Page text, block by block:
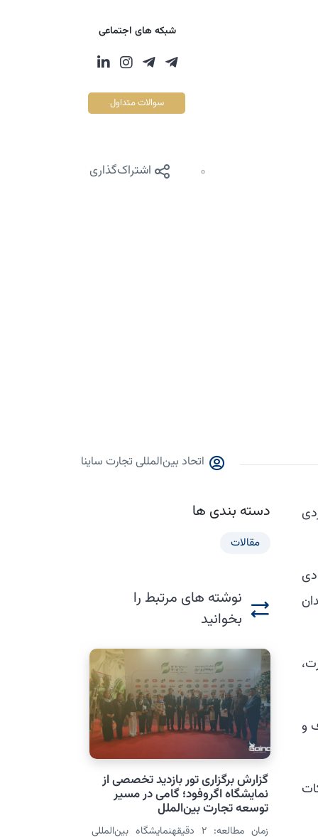
شبکه های اجتماعی
سوالات متداول
0 اشتراک‌گذاری
اتحاد بین‌المللی تجارت ساینا
و
دسته بندی ها
مقالات
نوشته های مرتبط را
بخوانید
گزارش برگزاری تور بازدید تخصصی از
نمایشگاه اگروفود؛ گامی در مسیر
توسعه تجارت بین‌الملل
زمان مطالعه: 2 دقیقهنمایشگاه بین‌المللی